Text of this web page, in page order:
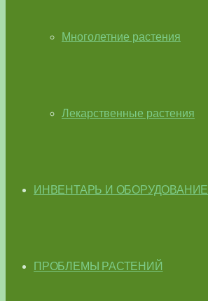
Многолетние растения
Лекарственные растения
ИНВЕНТАРЬ И ОБОРУДОВАНИЕ
ПРОБЛЕМЫ РАСТЕНИЙ